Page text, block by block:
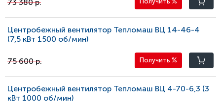
73 380 р.
Центробежный вентилятор Тепломаш ВЦ 14-46-4
(7,5 кВт 1500 oб/мин)
75 600 р. Получить %
Центробежный вентилятор Тепломаш ВЦ 4-70-6,3 (3
кВт 1000 oб/мин)